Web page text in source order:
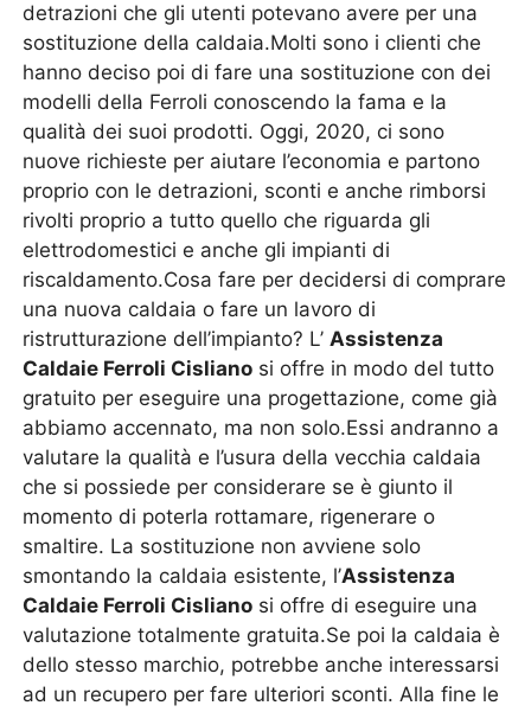
detrazioni che gli utenti potevano avere per una
sostituzione della caldaia.Molti sono i clienti che
hanno deciso poi di fare una sostituzione con dei
modelli della Ferroli conoscendo la fama e la
qualità dei suoi prodotti. Oggi, 2020, ci sono
nuove richieste per aiutare l’economia e partono
proprio con le detrazioni, sconti e anche rimborsi
rivolti proprio a tutto quello che riguarda gli
elettrodomestici e anche gli impianti di
riscaldamento.Cosa fare per decidersi di comprare
una nuova caldaia o fare un lavoro di
ristrutturazione dell’impianto? L’Assistenza
Caldaie Ferroli Cisliano si offre in modo del tutto
gratuito per eseguire una progettazione, come già
abbiamo accennato, ma non solo.Essi andranno a
valutare la qualità e l’usura della vecchia caldaia
che si possiede per considerare se è giunto il
momento di poterla rottamare, rigenerare o
smaltire. La sostituzione non avviene solo
smontando la caldaia esistente, l’Assistenza
Caldaie Ferroli Cisliano si offre di eseguire una
valutazione totalmente gratuita.Se poi la caldaia è
dello stesso marchio, potrebbe anche interessarsi
ad un recupero per fare ulteriori sconti. Alla fine le